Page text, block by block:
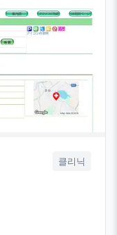
클리닉